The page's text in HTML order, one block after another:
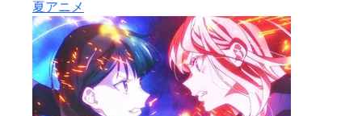
夏アニメ